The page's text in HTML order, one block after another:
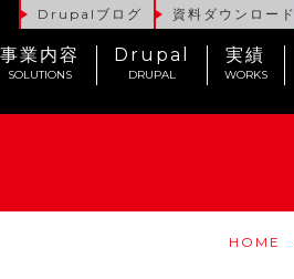
Drupalブログ 資料ダウンロード
事業内容
SOLUTIONS
Drupal
DRUPAL
実績
WORKS
HOME